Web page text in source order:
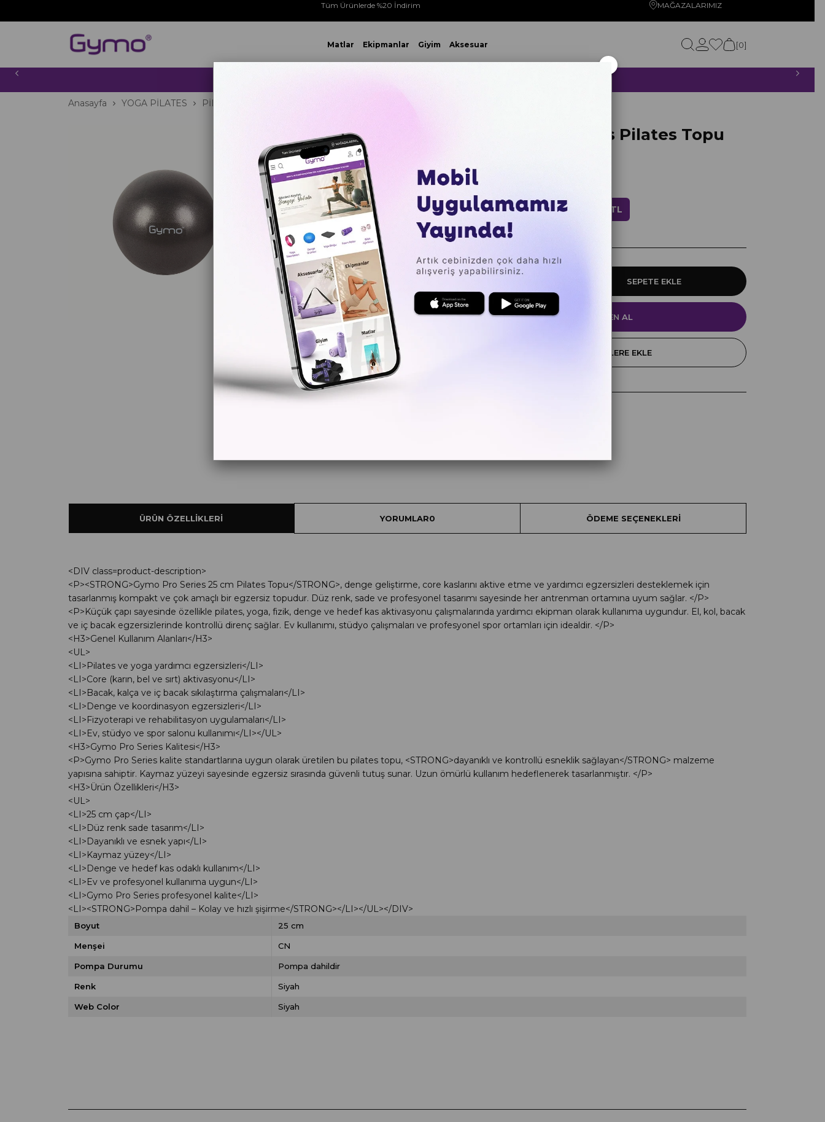
Tüm Ürünlerde %20 İndirim MAĞAZALARIMIZ
Matlar Ekipmanlar Giyim Aksesuar 0
Anasayfa YOGA PİLATES PİLATES TOPU
Gymo Pro Series Pilates Topu
₺499,00
Sepette %20 İndirim 399,20 TL
₺95,85 `den başlayan taksitlerle
FAVORILERE EKLE
ÜRÜN ÖZELLIKLERI YORUMLAR0 ÖDEME SEÇENEKLERI
<DIV class=product-description>
<P><STRONG>Gymo Pro Series 25 cm Pilates Topu</STRONG>, denge geliştirme, core kaslarını aktive etme ve yardımcı egzersizleri desteklemek için
tasarlanmış kompakt ve çok amaçlı bir egzersiz topudur. Düz renk, sade ve profesyonel tasarımı sayesinde her antrenman ortamına uyum sağlar. </P>
<P>Küçük çapı sayesinde özellikle pilates, yoga, fizik, denge ve hedef kas aktivasyonu çalışmalarında yardımcı ekipman olarak kullanıma uygundur. El, kol, bacak
ve iç bacak egzersizlerinde kontrollü direnç sağlar. Ev kullanımı, stüdyo çalışmaları ve profesyonel spor ortamları için idealdir. </P>
<H3>Genel Kullanım Alanları</H3>
<UL>
<LI>Pilates ve yoga yardımcı egzersizleri</LI>
<LI>Core (karın, bel ve sırt) aktivasyonu</LI>
<LI>Bacak, kalça ve iç bacak sıkılaştırma çalışmaları</LI>
<LI>Denge ve koordinasyon egzersizleri</LI>
<LI>Fizyoterapi ve rehabilitasyon uygulamaları</LI>
<LI>Ev, stüdyo ve spor salonu kullanımı</LI></UL>
<H3>Gymo Pro Series Kalitesi</H3>
<P>Gymo Pro Series kalite standartlarına uygun olarak üretilen bu pilates topu, <STRONG>dayanıklı ve kontrollü esneklik sağlayan</STRONG> malzeme
yapısına sahiptir. Kaymaz yüzeyi sayesinde egzersiz sırasında güvenli tutuş sunar. Uzun ömürlü kullanım hedeflenerek tasarlanmıştır. </P>
<H3>Ürün Özellikleri</H3>
<UL>
<LI>25 cm çap</LI>
<LI>Düz renk sade tasarım</LI>
<LI>Dayanıklı ve esnek yapı</LI>
<LI>Kaymaz yüzey</LI>
<LI>Denge ve hedef kas odaklı kullanım</LI>
<LI>Ev ve profesyonel kullanıma uygun</LI>
<LI>Gymo Pro Series profesyonel kalite</LI>
<LI><STRONG>Pompa dahil – Kolay ve hızlı şişirme</STRONG></LI></UL></DIV>
Boyut 25 cm
Menşei CN
Pompa Durumu Pompa dahildir
Renk Siyah
Web Color Siyah